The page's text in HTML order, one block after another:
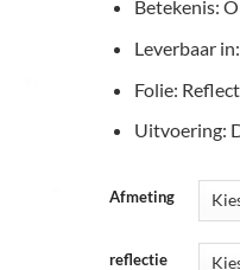
Betekenis:
Leverbaar
Folie:
Uitvoering:
Afmeting
reflectie